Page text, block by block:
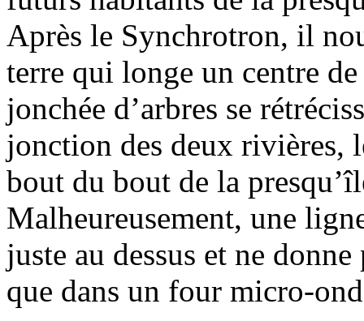
Après le Synchrotron, il
terre qui longe un centre
jonchée d’arbres se
jonction des deux rivières,
bout du bout de la
Malheureusement, une
juste au dessus et ne
que dans un four micro-